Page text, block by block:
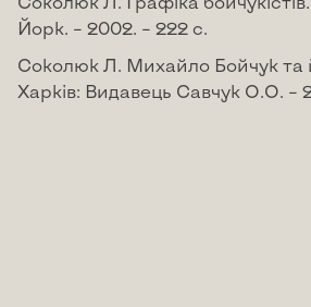
Йорк. – 2002. – 222 с.
Соколюк Л. Михайло Бойчук та
Харків: Видавець Савчук О.О. –